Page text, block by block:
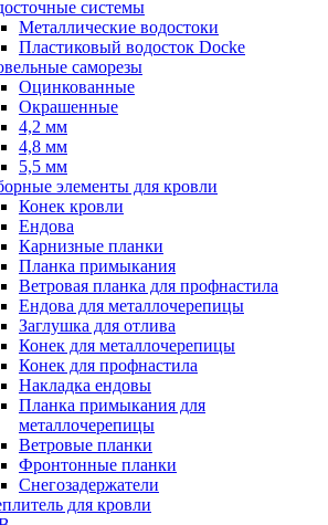
системы
Металлические водостоки
Пластиковый водосток Docke
саморезы
Оцинкованные
Окрашенные
4,2 мм
4,8 мм
5,5 мм
элементы для кровли
Конек кровли
Ендова
Карнизные планки
Планка примыкания
Ветровая планка для профнастила
Ендова для металлочерепицы
Заглушка для отлива
Конек для металлочерепицы
Конек для профнастила
Накладка ендовы
Планка примыкания для
металлочерепицы
Ветровые планки
Фронтонные планки
Снегозадержатели
для кровли